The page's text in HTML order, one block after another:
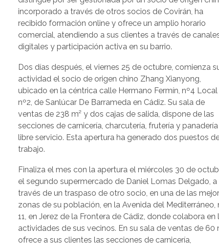
incorporado a través de otros socios de Covirán, ha
recibido formación online y ofrece un amplio horario
comercial, atendiendo a sus clientes a través de
digitales y participación activa en su barrio.
Dos días después, el viernes 25 de octubre, comienza
actividad el socio de origen chino Zhang Xianyong,
ubicado en la céntrica calle Hermano Fermín, nº4 Local
nº2, de Sanlúcar De Barrameda en Cádiz. Su sala de
ventas de 238 m² y dos cajas de salida, dispone de las
secciones de carnicería, charcutería, frutería y
libre servicio. Esta apertura ha generado dos puestos
trabajo.
Finaliza el mes con la apertura el miércoles 30 de
el segundo supermercado de Daniel Lomas Delgado, a
través de un traspaso de otro socio, en una de las
zonas de su población, en la Avenida del Mediterráneo,
11, en Jerez de la Frontera de Cádiz, donde colabora en
actividades de sus vecinos. En su sala de ventas de 60
ofrece a sus clientes las secciones de carnicería,